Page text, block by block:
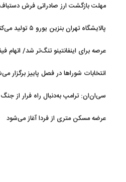
مهلت بازگشت ارز صادراتی فرش دستباف به ۱۵ ماه افزایش
پالایشگاه تهران بنزین یورو ۵ تولید می‌کند + جزئیات
عرصه برای اینفانتینو تنگ‌تر شد/ اتهام
انتخابات شوراها در فصل پاییز برگزار
سی‌ان‌ان: ترامپ به‌دنبال راه فرار از
عرضه مسکن متری از فردا آغاز می‌شود